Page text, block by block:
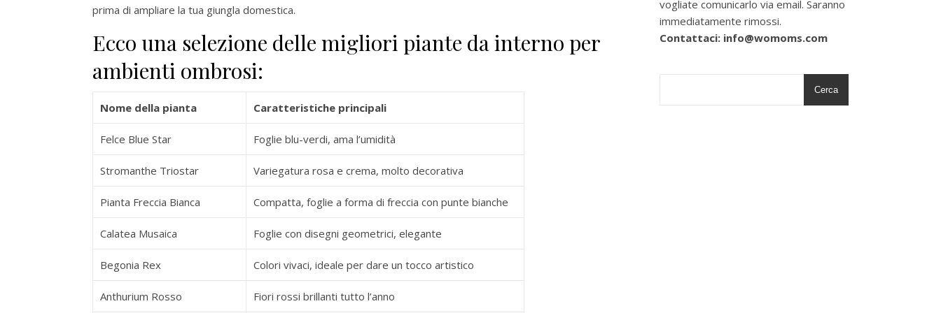
prima di ampliare la tua giungla domestica.
Ecco una selezione delle migliori piante da interno per
ambienti ombrosi:
Nome della pianta Caratteristiche principali
Felce Blue Star Foglie blu-verdi, ama l’umidità
Stromanthe Triostar Variegatura rosa e crema, molto decorativa
Pianta Freccia Bianca Compatta, foglie a forma di freccia con punte bianche
Calatea Musaica Foglie con disegni geometrici, elegante
Begonia Rex Colori vivaci, ideale per dare un tocco artistico
Anthurium Rosso Fiori rossi brillanti tutto l’anno
vogliate comunicarlo via email. Saranno
immediatamente rimossi.
Contattaci: info@womoms.com
Cerca